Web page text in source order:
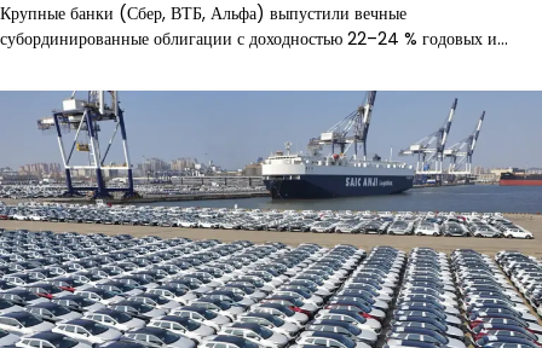
Крупные банки (Сбер, ВТБ, Альфа) выпустили вечные
субординированные облигации с доходностью 22–24 % годовых и…